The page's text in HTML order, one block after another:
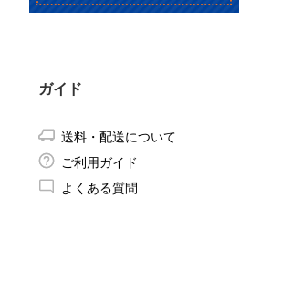
ガイド
送料・配送について
ご利用ガイド
よくある質問